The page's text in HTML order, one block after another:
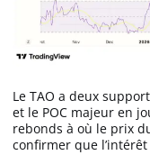
Le TAO a deux
et le POC majeur en
rebonds à où le prix
confirmer que